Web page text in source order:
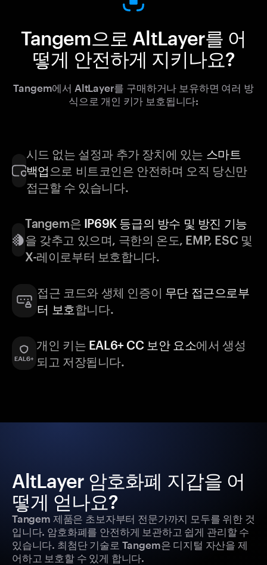
Tangem으로 AltLayer를 어
떻게 안전하게 지키나요?
Tangem에서 AltLayer를 구매하거나 보유하면 여러 방
식으로 개인 키가 보호됩니다:
시드 없는 설정과 추가 장치에 있는 스마트
백업 으로 비트코인은 안전하며 오직 당신만
접근할 수 있습니다.
Tangem은 IP69K 등급의 방수 및 방진 기능
을 갖추고 있으며, 극한의 온도, EMP, ESC 및
X-레이로부터 보호합니다.
접근 코드와 생체 인증이 무단 접근으로부
터 보호합니다.
개인 키는 EAL6+ CC 보안 요소에서 생성
되고 저장됩니다.
AltLayer 암호화폐 지갑을 어
떻게 얻나요?
Tangem 제품은 초보자부터 전문가까지 모두를 위한 것
입니다. 암호화폐를 안전하게 보관하고 쉽게 관리할 수
있습니다. 최첨단 기술로 Tangem은 디지털 자산을 제
어하고 보호할 수 있게 합니다.